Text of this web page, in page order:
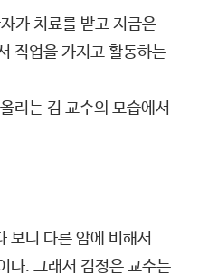
가 치료를 받고 지금은
직업을 가지고 활동하는
리는 김 교수의 모습에서
보니 다른 암에 비해서
다. 그래서 김정은 교수는